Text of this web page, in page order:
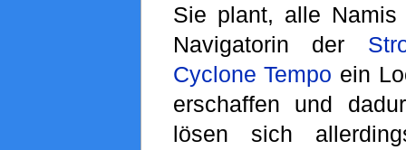
Sie plant, alle Namis
Navigatorin der
Cyclone Tempo ein
erschaffen und
lösen sich